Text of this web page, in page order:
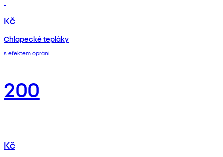
Kč
Chlapecké tepláky
s efektem oprání
200
Kč